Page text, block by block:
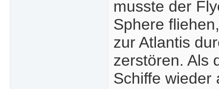
musste der
Sphere
zur Atlantis
zerstören. Als
Schiffe wieder